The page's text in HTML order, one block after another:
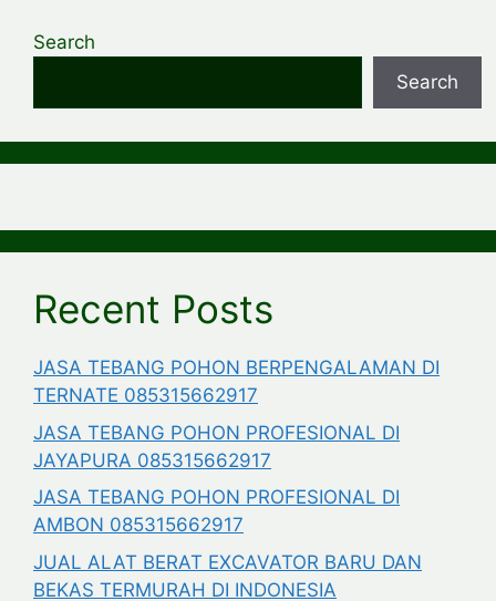
Search
Search
Recent Posts
JASA TEBANG POHON BERPENGALAMAN DI
TERNATE 085315662917
JASA TEBANG POHON PROFESIONAL DI
JAYAPURA 085315662917
JASA TEBANG POHON PROFESIONAL DI
AMBON 085315662917
JUAL ALAT BERAT EXCAVATOR BARU DAN
BEKAS TERMURAH DI INDONESIA